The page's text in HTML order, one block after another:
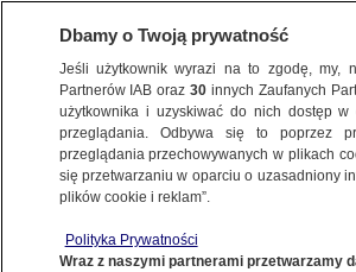
ŚWIAT
rzeczy, które "muszą
Dbamy o Twoją prywatność
Jeśli użytkownik wyrazi na to zgodę, my,
Partnerów IAB oraz30 innych Zaufanych
użytkownika i uzyskiwać do nich dostęp
przeglądania. Odbywa się to poprzez
przeglądania przechowywanych w plikach
się przetwarzaniu w oparciu o uzasadniony
plików cookie i reklam”.
Polityka Prywatności
Wraz z naszymi partnerami przetwarzamy